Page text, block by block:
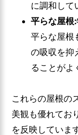
に調和して
平らな屋根:
平らな屋根
の吸収を抑
ることがよ
これらの屋根の
美観も優れてお
を反映していま